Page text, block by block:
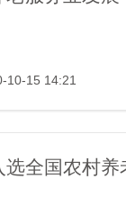
10-15 14:21
全国农村